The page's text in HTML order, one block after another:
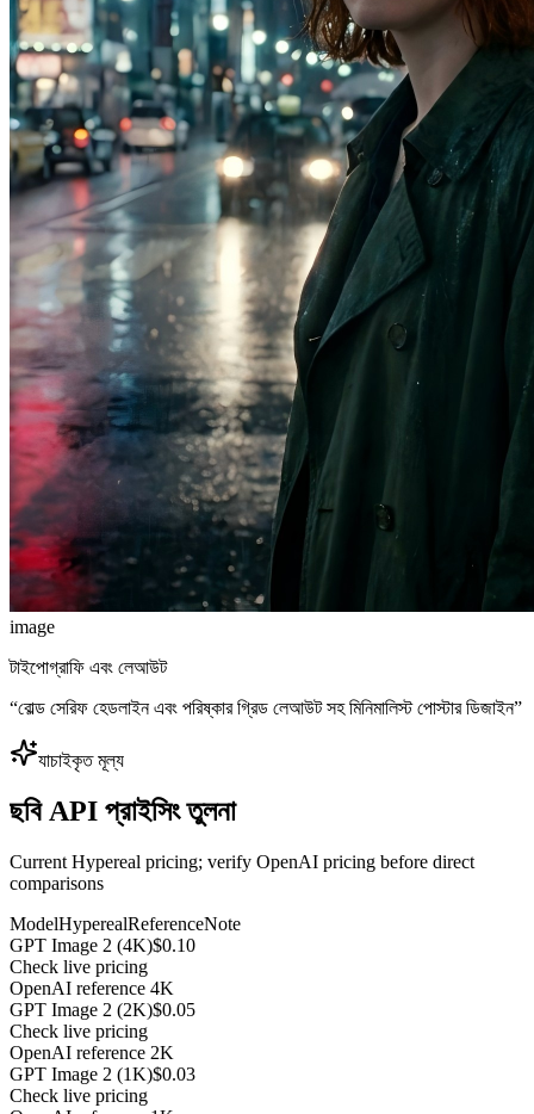
image
টাইপোগ্রাফি এবং লেআউট
“বোল্ড সেরিফ হেডলাইন এবং পরিষ্কার গ্রিড লেআউট সহ মিনিমালিস্ট পোস্টার ডিজাইন”
যাচাইকৃত মূল্য
ছবি API প্রাইসিং তুলনা
Current Hypereal pricing; verify OpenAI pricing before direct
comparisons
ModelHyperealReferenceNote
GPT Image 2 (4K)$0.10
Check live pricing
OpenAI reference 4K
GPT Image 2 (2K)$0.05
Check live pricing
OpenAI reference 2K
GPT Image 2 (1K)$0.03
Check live pricing